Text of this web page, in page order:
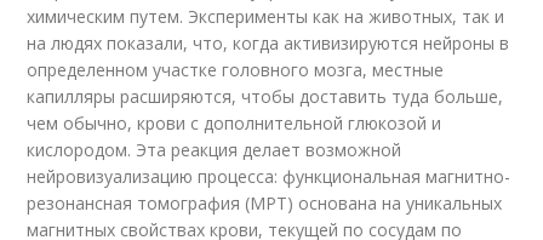
химическим путем. Эксперименты как на животных, так и
на людях показали, что, когда активизируются нейроны в
определенном участке головного мозга, местные
капилляры расширяются, чтобы доставить туда больше,
чем обычно, крови с дополнительной глюкозой и
кислородом. Эта реакция делает возможной
нейровизуализацию процесса: функциональная магнитно-
резонансная томография (МРТ) основана на уникальных
магнитных свойствах крови, текущей по сосудам по